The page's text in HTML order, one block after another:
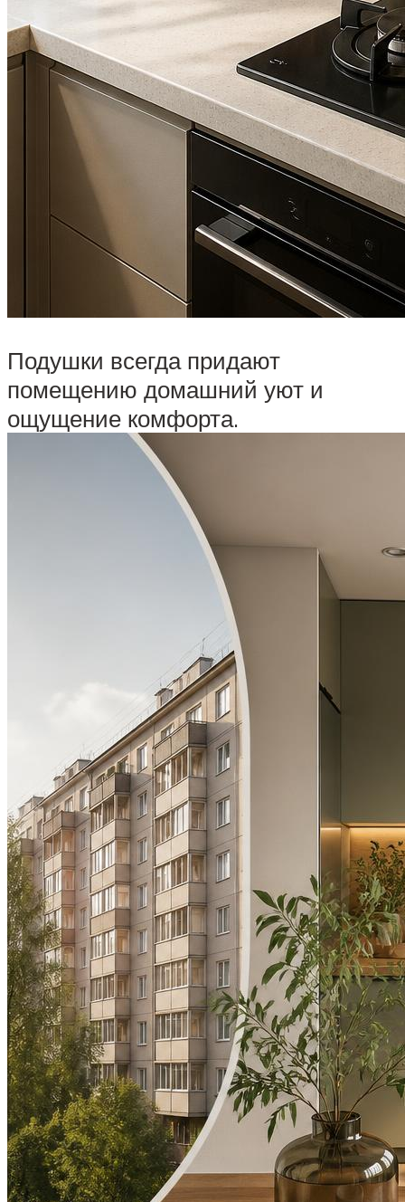
Подушки всегда придают
помещению домашний уют и
ощущение комфорта.